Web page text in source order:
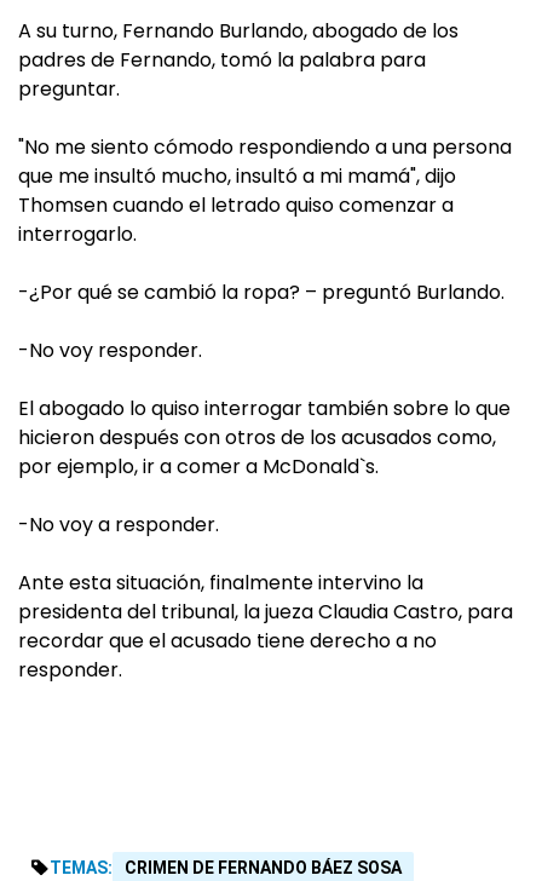
A su turno, Fernando Burlando, abogado de los
padres de Fernando, tomó la palabra para
preguntar.
"No me siento cómodo respondiendo a una persona
que me insultó mucho, insultó a mi mamá", dijo
Thomsen cuando el letrado quiso comenzar a
interrogarlo.
-¿Por qué se cambió la ropa? – preguntó Burlando.
-No voy responder.
El abogado lo quiso interrogar también sobre lo que
hicieron después con otros de los acusados como,
por ejemplo, ir a comer a McDonald`s.
-No voy a responder.
Ante esta situación, finalmente intervino la
presidenta del tribunal, la jueza Claudia Castro, para
recordar que el acusado tiene derecho a no
responder.
TEMAS: CRIMEN DE FERNANDO BÁEZ SOSA